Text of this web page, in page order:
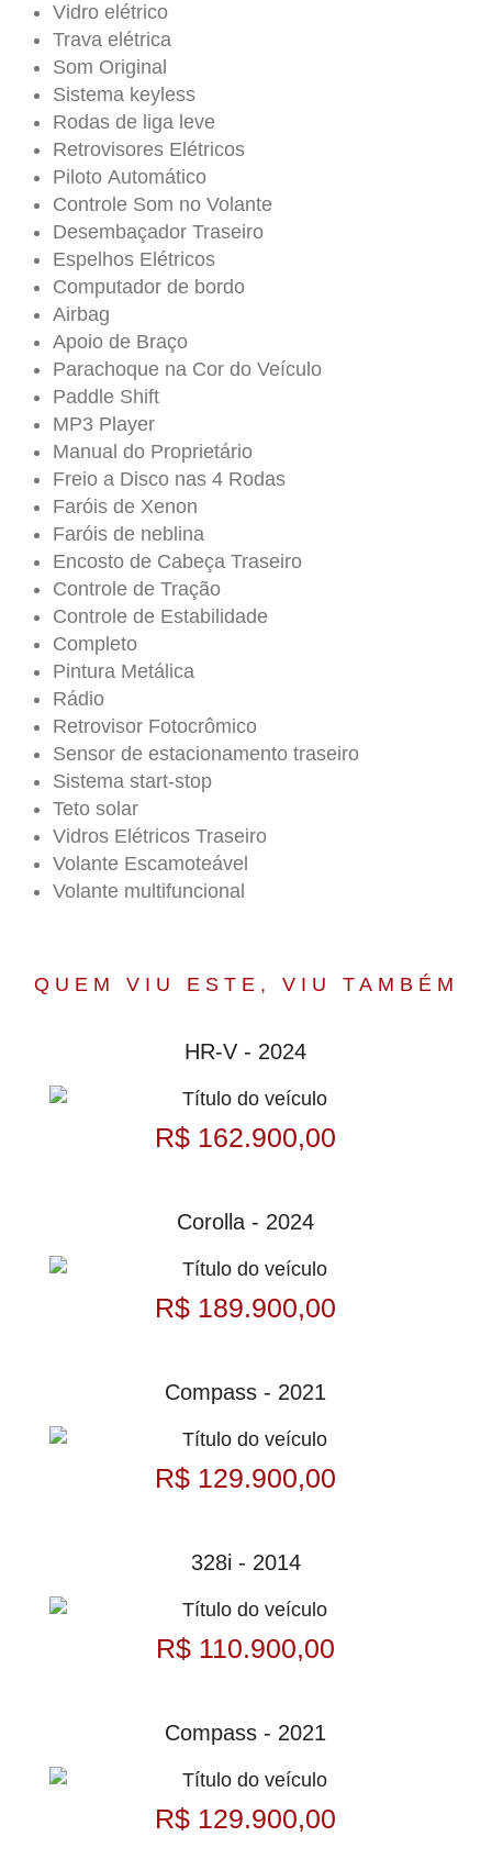
Vidro elétrico
Trava elétrica
Som Original
Sistema keyless
Rodas de liga leve
Retrovisores Elétricos
Piloto Automático
Controle Som no Volante
Desembaçador Traseiro
Espelhos Elétricos
Computador de bordo
Airbag
Apoio de Braço
Parachoque na Cor do Veículo
Paddle Shift
MP3 Player
Manual do Proprietário
Freio a Disco nas 4 Rodas
Faróis de Xenon
Faróis de neblina
Encosto de Cabeça Traseiro
Controle de Tração
Controle de Estabilidade
Completo
Pintura Metálica
Rádio
Retrovisor Fotocrômico
Sensor de estacionamento traseiro
Sistema start-stop
Teto solar
Vidros Elétricos Traseiro
Volante Escamoteável
Volante multifuncional
QUEM VIU ESTE, VIU TAMBÉM
HR-V - 2024
R$ 162.900,00
Corolla - 2024
R$ 189.900,00
Compass - 2021
R$ 129.900,00
328i - 2014
R$ 110.900,00
Compass - 2021
R$ 129.900,00